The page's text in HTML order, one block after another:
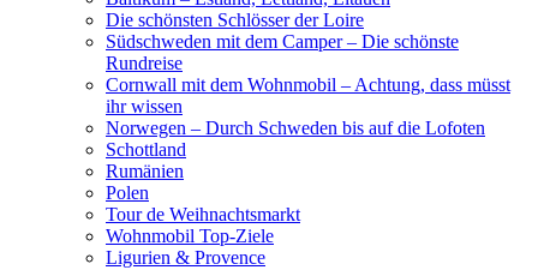
Die schönsten Schlösser der Loire
Südschweden mit dem Camper – Die schönste
Rundreise
Cornwall mit dem Wohnmobil – Achtung, dass müsst
ihr wissen
Norwegen – Durch Schweden bis auf die Lofoten
Schottland
Rumänien
Polen
Tour de Weihnachtsmarkt
Wohnmobil Top-Ziele
Ligurien & Provence